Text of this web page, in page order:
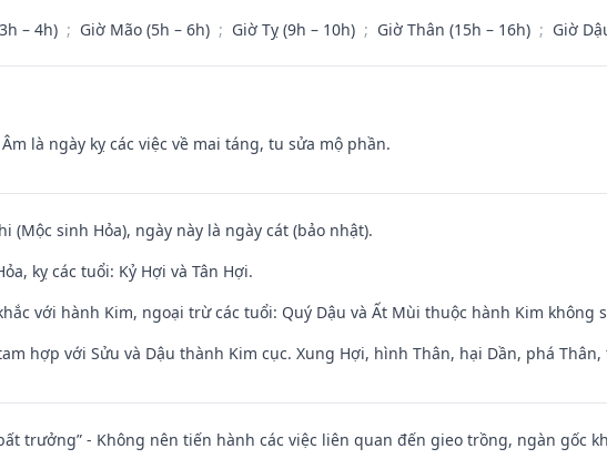
– 4h) ; Giờ Mão (5h – 6h) ; Giờ Tỵ (9h – 10h) ; Giờ Thân (15h – 16h) ; Giờ
là ngày kỵ các việc về mai táng, tu sửa mộ phần.
(Mộc sinh Hỏa), ngày này là ngày cát (bảo nhật).
kỵ các tuổi: Kỷ Hợi và Tân Hợi.
với hành Kim, ngoại trừ các tuổi: Quý Dậu và Ất Mùi thuộc hành Kim không
hợp với Sửu và Dậu thành Kim cục. Xung Hợi, hình Thân, hại Dần, phá Thân,
trưởng” - Không nên tiến hành các việc liên quan đến gieo trồng, ngàn gốc